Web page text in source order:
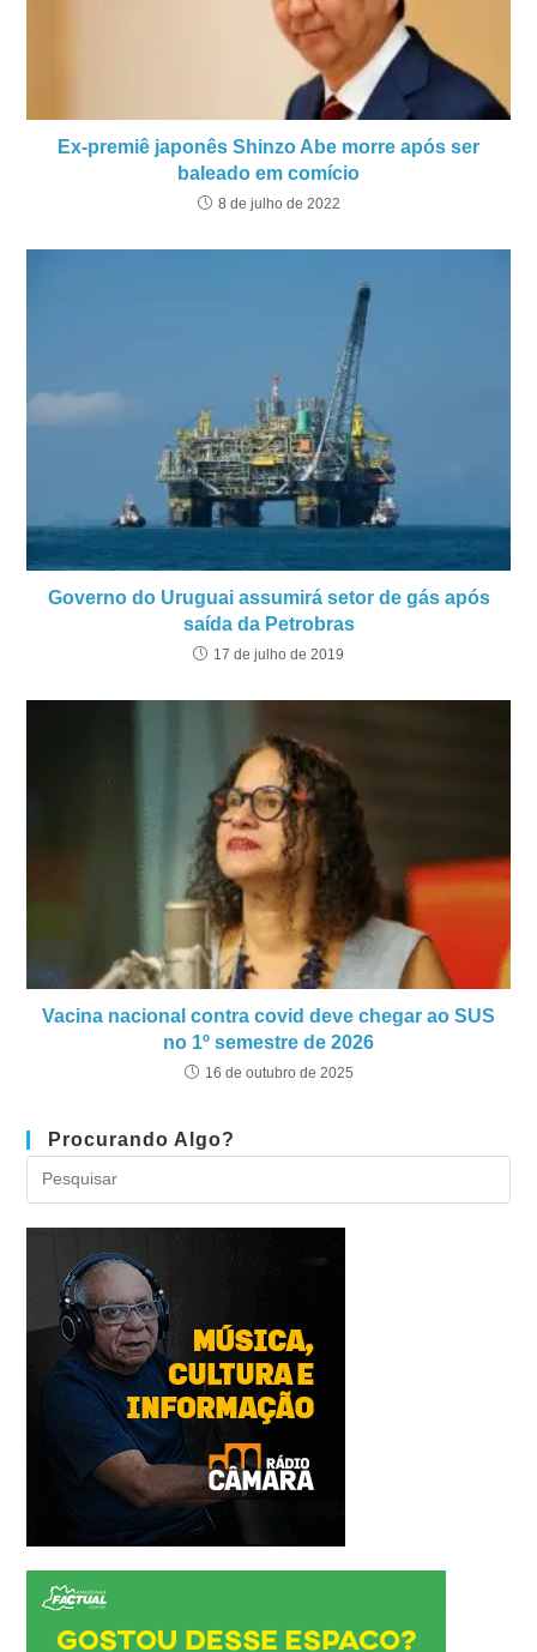
Ex-premiê japonês Shinzo Abe morre após ser
baleado em comício
8 de julho de 2022
Governo do Uruguai assumirá setor de gás após
saída da Petrobras
17 de julho de 2019
Vacina nacional contra covid deve chegar ao SUS
no 1º semestre de 2026
16 de outubro de 2025
Procurando Algo?